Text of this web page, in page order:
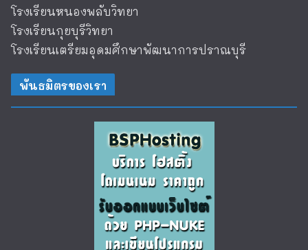
โรงเรียนหนองพลับวิทยา
โรงเรียนกุยบุรีวิทยา
โรงเรียนเตรียมอุดมศึกษาพัฒนาการปราณบุรี
พันธมิตรของเรา